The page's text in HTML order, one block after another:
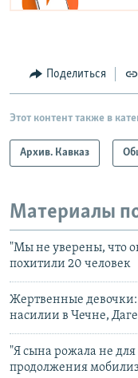
Поделиться
Этот контент также в
Архив. Кавказ
Материалы
"Мы не уверены, что
похитили 20 человек
Жертвенные
насилии в Чечне,
"Я сына рожала не
продолжения